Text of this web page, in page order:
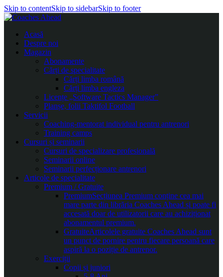
Skip to contentSkip to sidebarSkip to footer
Acasă
Despre noi
Magazin
Abonamente
Cărți de specialitate
Cărți limba română
Cărți limba engleza
Licențe „Software Tactics Manager”
Planșe, folii Taktifol Football
Servicii
Coaching-mentorat individual pentru antrenori
Training camps
Cursuri și seminarii
Cursuri de specializare profesională
Seminarii online
Seminarii perfecționare antrenori
Articole de specialitate
Premium / Gratuite
PremiumSecțiunea Premium conține cea mai
mare parte din librăria Coaches Ahead și poate fi
accesată doar de utilizatorii care au achiziționat
abonamentul premium.
GratuiteArticolele gratuite Coaches Ahead sunt
un punct de pornire pentru fiecare persoană care
aspiră la o poziție de antrenor.
Exerciții
Copii și juniori